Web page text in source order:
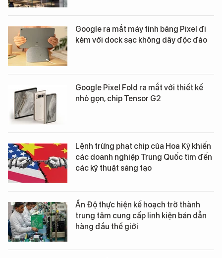
Google ra mắt máy tính bảng Pixel đi
kèm với dock sạc không dây độc đáo
Google Pixel Fold ra mắt với thiết kế
nhỏ gọn, chip Tensor G2
Lệnh trừng phạt chip của Hoa Kỳ khiến
các doanh nghiệp Trung Quốc tìm đến
các kỹ thuật sáng tạo
Ấn Độ thực hiện kế hoạch trở thành
trung tâm cung cấp linh kiện bán dẫn
hàng đầu thế giới